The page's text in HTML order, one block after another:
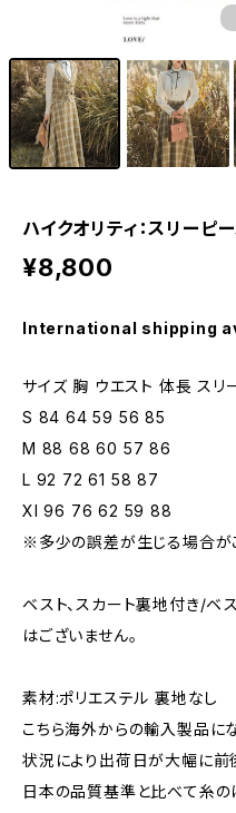
ハイクオリティ：スリーピ
¥8,800
International shipping
サイズ 胸 ウエスト 体長 スリ
S 84 64 59 56 85
M 88 68 60 57 86
L 92 72 61 58 87
Xl 96 76 62 59 88
※多少の誤差が生じる場合が
ベスト、スカート裏地付き/ベ
はございません。
素材:ポリエステル 裏地なし
こちら海外からの輸入製品にな
状況により出荷日が大幅に前
日本の品質基準と比べて糸